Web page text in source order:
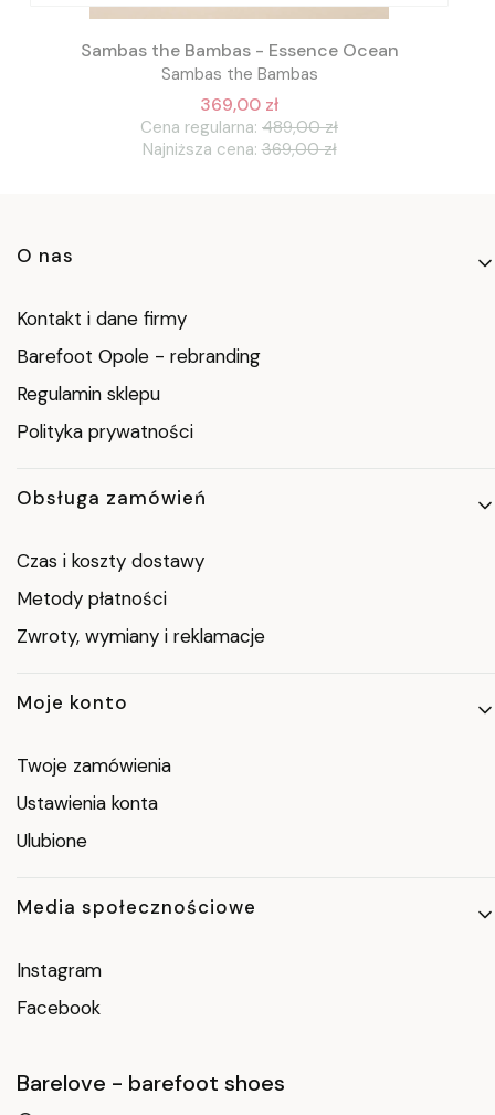
Sambas the Bambas - Essence Ocean
Sambas the Bambas
369,00 zł
Cena regularna: 489,00 zł
Najniższa cena: 369,00 zł
Linki w stopce
O nas
Kontakt i dane firmy
Barefoot Opole - rebranding
Regulamin sklepu
Polityka prywatności
Obsługa zamówień
Czas i koszty dostawy
Metody płatności
Zwroty, wymiany i reklamacje
Moje konto
Twoje zamówienia
Ustawienia konta
Ulubione
Media społecznościowe
Instagram
Facebook
Barelove - barefoot shoes